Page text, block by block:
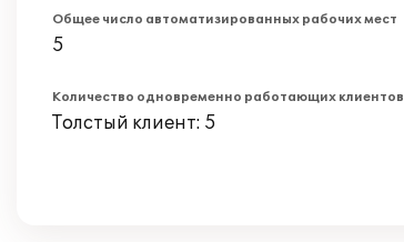
Общее число автоматизированных рабочих мест
5
Количество одновременно работающих клиентов
Толстый клиент: 5